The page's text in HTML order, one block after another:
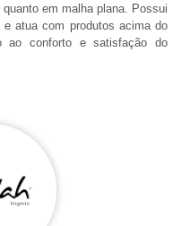
em malha plana. Possui
atua com produtos acima do
ao conforto e satisfação do